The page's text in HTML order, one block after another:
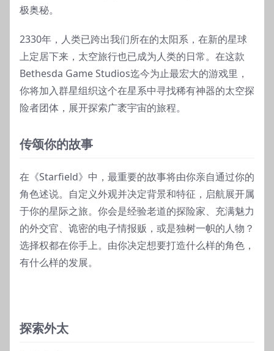
极奥秘。
2330年，人类已跨出我们所在的太阳系，在新的星球
上定居下来，太空旅行也已成为人类的日常。在这款
Bethesda Game Studios迄今为止最宏大的游戏里，
你将加入群星组织这个在星系中寻找稀有神器的太空探
险者团体，展开探索广袤宇宙的旅程。
传颂你的故事
在《Starfield》中，最重要的故事将由你亲自通过你的
角色述说。自定义外观并决定背景和特征，启航展开属
于你的星际之旅。你会是经验老道的探险家、充满魅力
的外交官、诡密的电子情报贩，或是独树一帜的人物？
选择权都在你手上。由你决定想要打造什么样的角色，
有什么样的发展。
探索外太